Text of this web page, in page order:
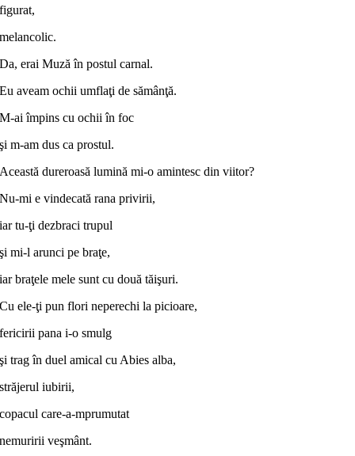
figurat,
melancolic.
Da, erai Muză în postul carnal.
Eu aveam ochii umflaţi de sămânţă.
M-ai împins cu ochii în foc
şi m-am dus ca prostul.
Această dureroasă lumină mi-o amintesc din viitor?
Nu-mi e vindecată rana privirii,
iar tu-ţi dezbraci trupul
şi mi-l arunci pe braţe,
iar braţele mele sunt cu două tăişuri.
Cu ele-ţi pun flori neperechi la picioare,
fericirii pana i-o smulg
şi trag în duel amical cu Abies alba,
străjerul iubirii,
copacul care-a-mprumutat
nemuririi veşmânt.